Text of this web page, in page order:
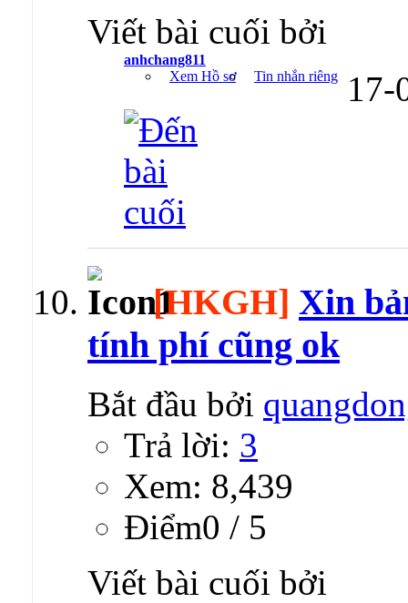
Viết bài cuối bởi
anhchang811
Xem Hồ sơ
Tin nhắn riêng
[HKGH] Xin
tính phí cũng ok
Bắt đầu bởi
Trả lời: 3
Xem: 8,439
Ðiểm0 / 5
Viết bài cuối bởi